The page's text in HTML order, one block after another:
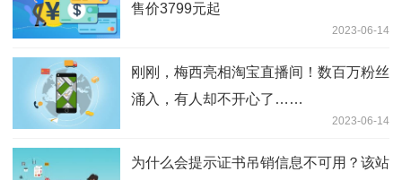
售价3799元起
2023-06-14
刚刚，梅西亮相淘宝直播间！数百万粉丝
涌入，有人却不开心了……
2023-06-14
为什么会提示证书吊销信息不可用？该站